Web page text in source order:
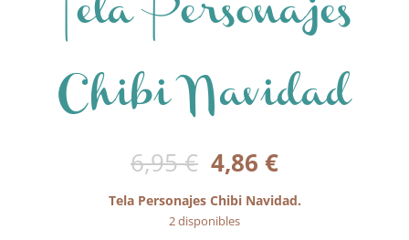
Tela Personajes
Chibi Navidad
6,95€ El
precio
original
era:
4,86 €El
actual
Tela Personajes Chibi Navidad.
2 disponibles